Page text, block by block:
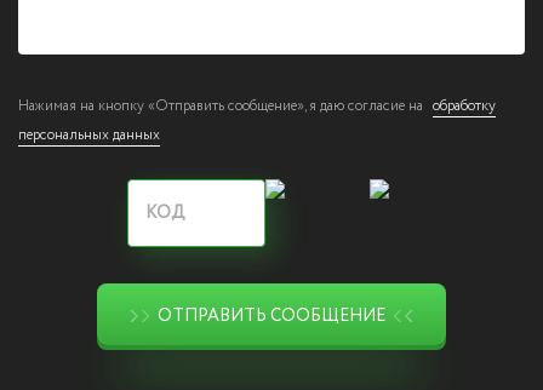
Нажимая на кнопку «Отправить сообщение», я даю согласие на обработку
персональных данных
ОТПРАВИТЬ СООБЩЕНИЕ